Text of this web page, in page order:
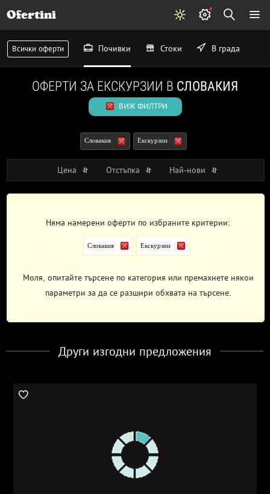
Ofertini
Всички оферти Почивки Стоки В града
ОФЕРТИ ЗА ЕКСКУРЗИИ В СЛОВАКИЯ
ВИЖ ФИЛТРИ
Словакия Екскурзии
Цена Отстъпка Най-нови
Няма намерени оферти по избраните критерии:
Словакия Екскурзии
Моля, опитайте търсене по категория или премахнете някои
параметри за да се разшири обхвата на търсене.
Други изгодни предложения